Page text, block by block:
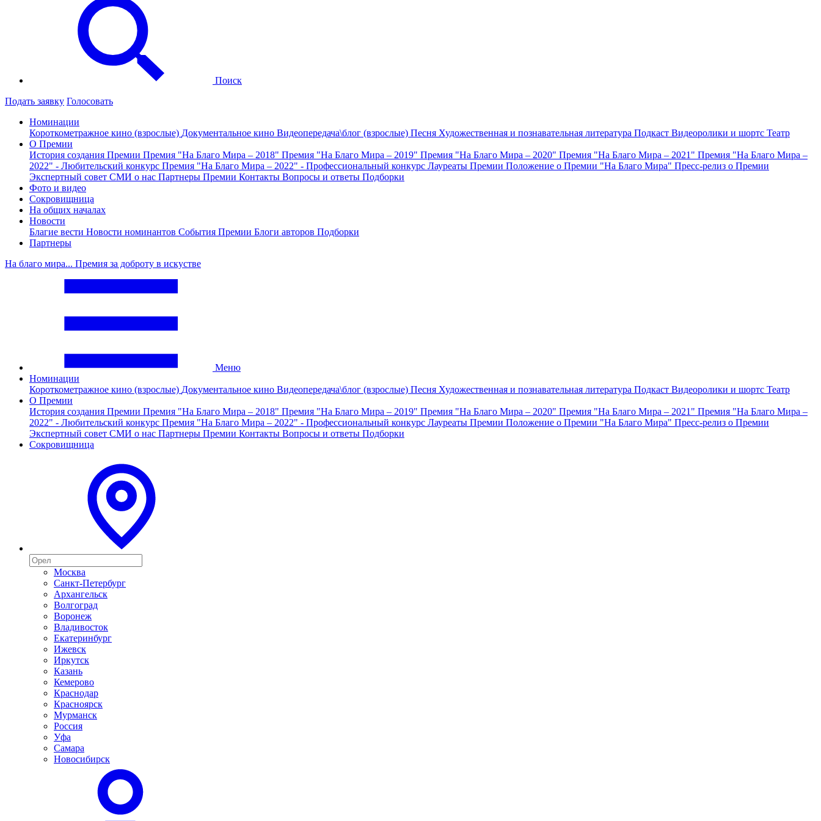
Поиск
Подать заявку Голосовать
Номинации
Короткометражное кино (взрослые) Документальное кино Видеопередача\блог (взрослые) Песня Художественная и познавательная литература Подкаст Видеоролики и шортс Театр
О Премии
История создания Премии Премия "На Благо Мира – 2018" Премия "На Благо Мира – 2019" Премия "На Благо Мира – 2020" Премия "На Благо Мира – 2021" Премия "На Благо Мира –
2022" - Любительский конкурс Премия "На Благо Мира – 2022" - Профессиональный конкурс Лауреаты Премии Положение о Премии "На Благо Мира" Пресс-релиз о Премии
Экспертный совет СМИ о нас Партнеры Премии Контакты Вопросы и ответы Подборки
Фото и видео
Сокровищница
На общих началах
Новости
Благие вести Новости номинантов События Премии Блоги авторов Подборки
Партнеры
На благо мира... Премия за доброту в искустве
Меню
Номинации
Короткометражное кино (взрослые) Документальное кино Видеопередача\блог (взрослые) Песня Художественная и познавательная литература Подкаст Видеоролики и шортс Театр
О Премии
История создания Премии Премия "На Благо Мира – 2018" Премия "На Благо Мира – 2019" Премия "На Благо Мира – 2020" Премия "На Благо Мира – 2021" Премия "На Благо Мира –
2022" - Любительский конкурс Премия "На Благо Мира – 2022" - Профессиональный конкурс Лауреаты Премии Положение о Премии "На Благо Мира" Пресс-релиз о Премии
Экспертный совет СМИ о нас Партнеры Премии Контакты Вопросы и ответы Подборки
Сокровищница
Москва
Санкт-Петербург
Архангельск
Волгоград
Воронеж
Владивосток
Екатеринбург
Ижевск
Иркутск
Казань
Кемерово
Краснодар
Красноярск
Мурманск
Россия
Уфа
Самара
Новосибирск